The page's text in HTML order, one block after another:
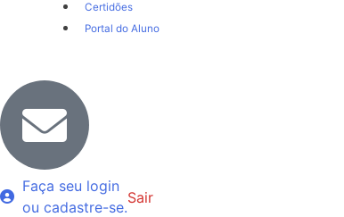
Certidões
Portal do Aluno
Faça seu login
ou cadastre-se.
Sair